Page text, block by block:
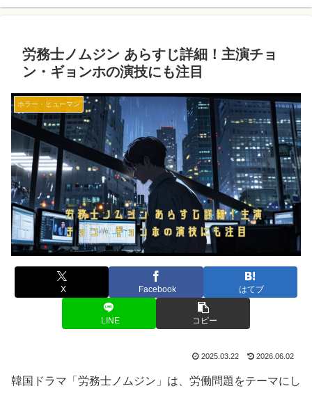
労務士ノムジン あらすじ詳細！主演チョ
ン・ギョンホの演技にも注目
ホラー・ヒューマン
X Facebook はてブ
LINE コピー
2025.03.22 2026.06.02
韓国ドラマ「労務士ノムジン」は、労働問題をテーマにし